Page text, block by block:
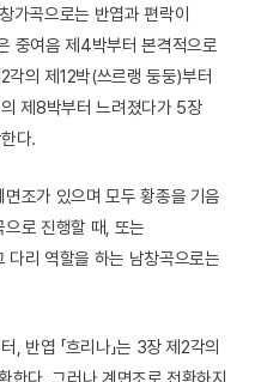
가곡으로는 반엽과 편락이
중여음 제4박부터 본격적으로
각의 제12박(쓰르랭 둥둥)부터
의 제8박부터 느려졌다가 5장
다.
조가 있으며 모두 황종을 기음
로 진행할 때, 또는
다리 역할을 하는 남창곡으로는
, 반엽 「흐리나」는 3장 제2각의